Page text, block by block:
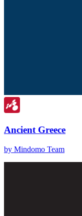
Ancient Greece
by Mindomo Team